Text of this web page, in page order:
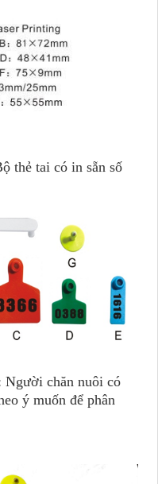
thẻ tai có in sẵn số
Người chăn nuôi có
ý muốn để phân